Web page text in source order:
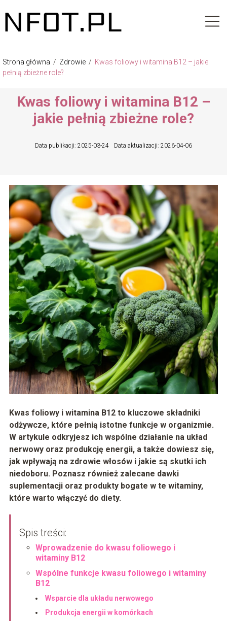
Strona główna / Zdrowie / Kwas foliowy i witamina B12 – jakie
pełnią zbieżne role?
Kwas foliowy i witamina B12 –
jakie pełnią zbieżne role?
Data publikacji: 2025-03-24 Data aktualizacji: 2026-04-06
Kwas foliowy i witamina B12 to kluczowe składniki
odżywcze, które pełnią istotne funkcje w organizmie.
W artykule odkryjesz ich wspólne działanie na układ
nerwowy oraz produkcję energii, a także dowiesz się,
jak wpływają na zdrowie włosów i jakie są skutki ich
niedoboru. Poznasz również zalecane dawki
suplementacji oraz produkty bogate w te witaminy,
które warto włączyć do diety.
Spis treści:
Wprowadzenie do kwasu foliowego i
witaminy B12
Wspólne funkcje kwasu foliowego i witaminy
B12
Wsparcie dla układu nerwowego
Produkcja energii w komórkach